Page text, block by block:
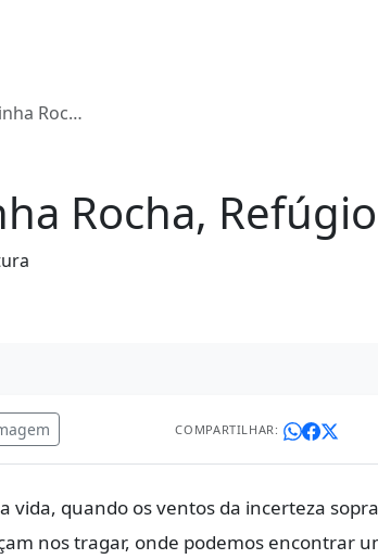
e Fortaleza Eterna
Rocha,
COMPARTILHAR:
vida, quando os ventos da incerteza
nos tragar, onde podemos encontrar